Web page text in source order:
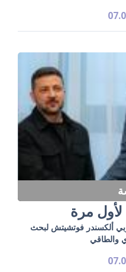
مرة
ألكسندر فوتشيتش لبحث
والطاقي